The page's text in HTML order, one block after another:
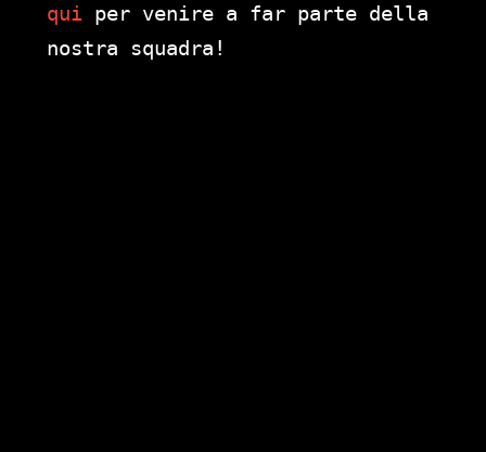
qui per venire a far parte della
nostra squadra!